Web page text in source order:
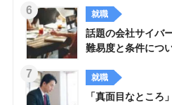
就職
話題の会社サイバ
難易度と条件につ
就職
「真面目なところ